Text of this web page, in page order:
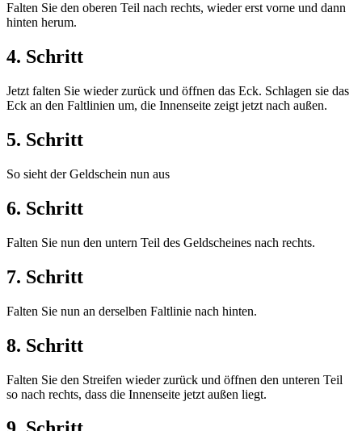
Falten Sie den oberen Teil nach rechts, wieder erst vorne und dann
hinten herum.
4. Schritt
Jetzt falten Sie wieder zurück und öffnen das Eck. Schlagen sie das
Eck an den Faltlinien um, die Innenseite zeigt jetzt nach außen.
5. Schritt
So sieht der Geldschein nun aus
6. Schritt
Falten Sie nun den untern Teil des Geldscheines nach rechts.
7. Schritt
Falten Sie nun an derselben Faltlinie nach hinten.
8. Schritt
Falten Sie den Streifen wieder zurück und öffnen den unteren Teil
so nach rechts, dass die Innenseite jetzt außen liegt.